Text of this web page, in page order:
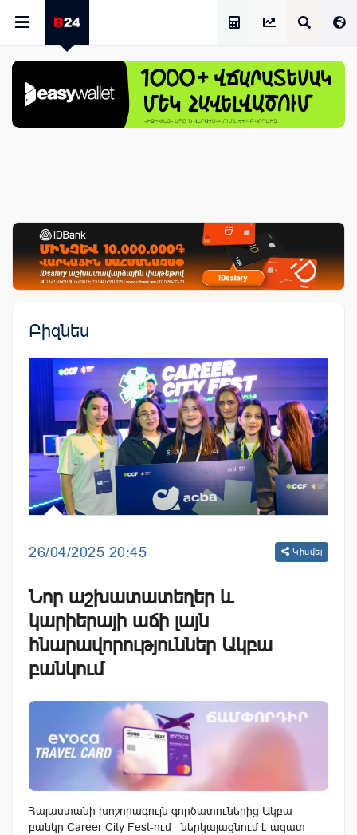
Բիզնես
26/04/2025 20:45 Կիսվել
Նոր աշխատատեղեր և
կարիերայի աճի լայն
հնարավորություններ Ակբա
բանկում
Հայաստանի խոշորագույն գործատուներից Ակբա
բանկը Career City Fest-ում ներկայացնում է ազատ